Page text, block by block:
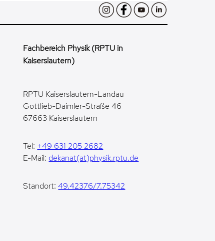
Fachbereich Physik (RPTU in
Kaiserslautern)
RPTU Kaiserslautern-Landau
Gottlieb-Daimler-Straße 46
67663 Kaiserslautern
Tel: +49 631 205 2682
E-Mail: dekanat(at)physik.rptu.de
Standort:49.42376/7.75342